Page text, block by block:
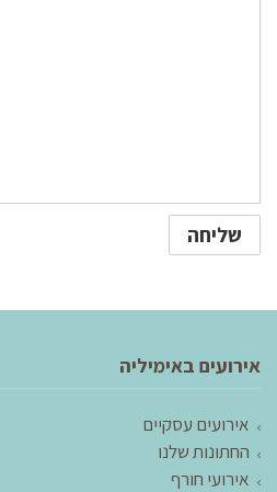
אירועים באימיליה
אירועים עסקיים
החתונות שלנו
אירועי חורף